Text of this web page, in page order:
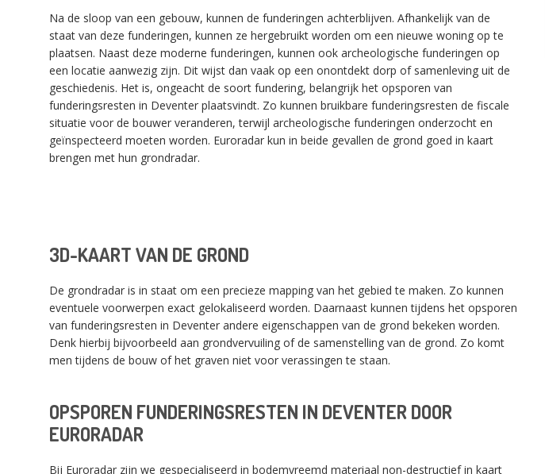
Na de sloop van een gebouw, kunnen de funderingen achterblijven. Afhankelijk van de
staat van deze funderingen, kunnen ze hergebruikt worden om een nieuwe woning op te
plaatsen. Naast deze moderne funderingen, kunnen ook archeologische funderingen op
een locatie aanwezig zijn. Dit wijst dan vaak op een onontdekt dorp of samenleving uit de
geschiedenis. Het is, ongeacht de soort fundering, belangrijk het opsporen van
funderingsresten in Deventer plaatsvindt. Zo kunnen bruikbare funderingsresten de fiscale
situatie voor de bouwer veranderen, terwijl archeologische funderingen onderzocht en
geïnspecteerd moeten worden. Euroradar kun in beide gevallen de grond goed in kaart
brengen met hun grondradar.
3D-KAART VAN DE GROND
De grondradar is in staat om een precieze mapping van het gebied te maken. Zo kunnen
eventuele voorwerpen exact gelokaliseerd worden. Daarnaast kunnen tijdens het opsporen
van funderingsresten in Deventer andere eigenschappen van de grond bekeken worden.
Denk hierbij bijvoorbeeld aan grondvervuiling of de samenstelling van de grond. Zo komt
men tijdens de bouw of het graven niet voor verassingen te staan.
OPSPOREN FUNDERINGSRESTEN IN DEVENTER DOOR
EURORADAR
Bij Euroradar zijn we gespecialiseerd in bodemvreemd materiaal non-destructief in kaart